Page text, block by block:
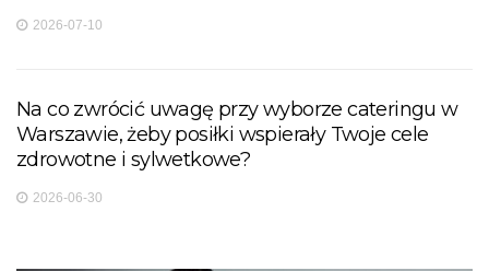
2026-07-10
Na co zwrócić uwagę przy wyborze cateringu w
Warszawie, żeby posiłki wspierały Twoje cele
zdrowotne i sylwetkowe?
2026-06-30